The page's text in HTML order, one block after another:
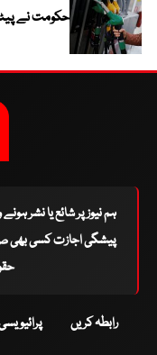
حکومت نے
ہم نیوز پر شائع یا نشر
پیشگی اجازت کسی بھی
رابطہ کریں